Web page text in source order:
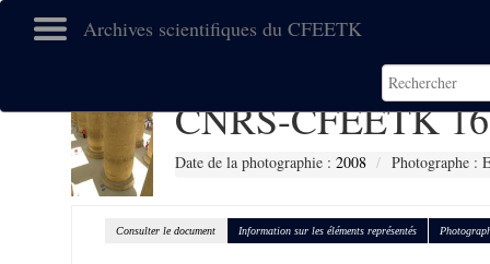
Archives scientifiques du CFEETK
CNRS-CFEETK
Date de la photographie : 2008 Photographe :
Consulter le document Information sur les éléments représentés